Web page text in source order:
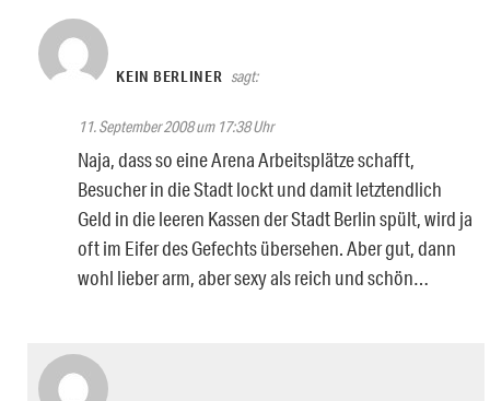
KEIN BERLINER sagt:
11. September 2008 um 17:38 Uhr
Naja, dass so eine Arena Arbeitsplätze schafft,
Besucher in die Stadt lockt und damit letztendlich
Geld in die leeren Kassen der Stadt Berlin spült, wird ja
oft im Eifer des Gefechts übersehen. Aber gut, dann
wohl lieber arm, aber sexy als reich und schön…